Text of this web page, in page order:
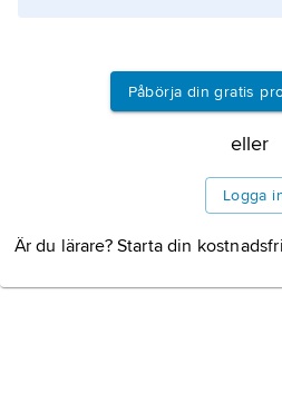
Information om
Påbörja din gratis
eller
Logga
Är du lärare? Starta din